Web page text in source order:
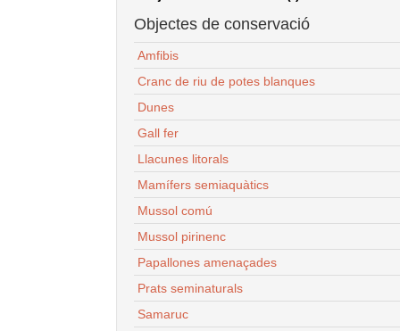
Objectes de conservació
Amfibis
Cranc de riu de potes blanques
Dunes
Gall fer
Llacunes litorals
Mamífers semiaquàtics
Mussol comú
Mussol pirinenc
Papallones amenaçades
Prats seminaturals
Samaruc